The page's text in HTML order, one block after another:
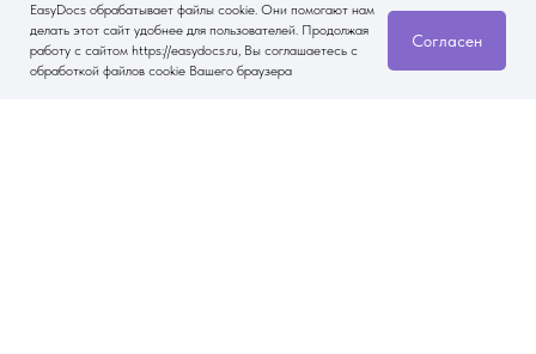
EasyDocs обрабатывает файлы cookie. Они помогают нам
делать этот сайт удобнее для пользователей. Продолжая
работу с сайтом https://easydocs.ru, Вы соглашаетесь с
обработкой файлов cookie Вашего браузера
Согласен